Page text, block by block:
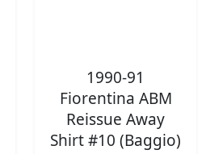
1990-91
Fiorentina ABM
Reissue Away
Shirt #10 (Baggio)